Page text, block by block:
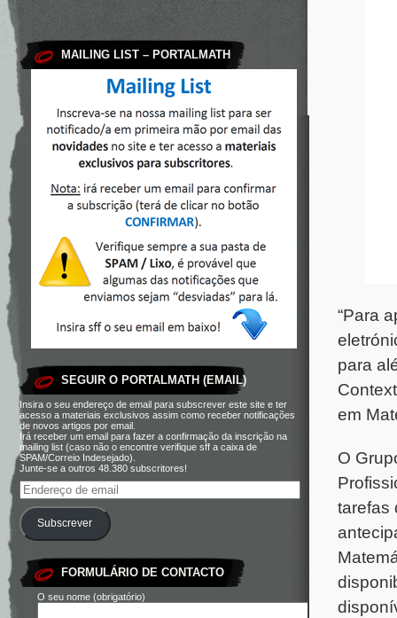
MAILING LIST – PORTALMATH
SEGUIR O PORTALMATH (EMAIL)
Insira o seu endereço de email para subscrever este site e ter
acesso a materiais exclusivos assim como receber notificações
de novos artigos por email.
Irá receber um email para fazer a confirmação da inscrição na
mailing list (caso não o encontre verifique sff a caixa de
SPAM/Correio Indesejado).
Junte-se a outros 48.380 subscritores!
Subscrever
FORMULÁRIO DE CONTACTO
O seu nome (obrigatório)
“Para
para
em
O
tarefas